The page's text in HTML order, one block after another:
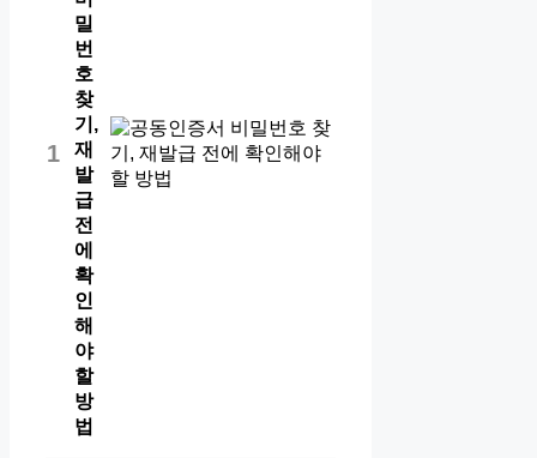
1
밀
번
호
찾
기,
재
발
급
전
에
확
인
해
야
할
방
법